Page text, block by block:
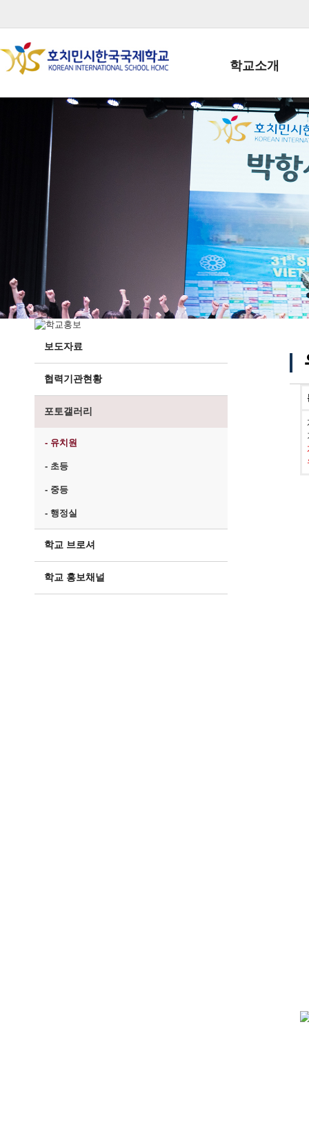
학교소개
학교장인사말
학생회장인사말
학교상징
학교 CI
교직원현황
학생현황
위치/전화
전경사진
보도자료
협력기관현황
포토갤러리
- 유치원
- 초등
- 중등
- 행정실
학교 브로셔
학교 홍보채널